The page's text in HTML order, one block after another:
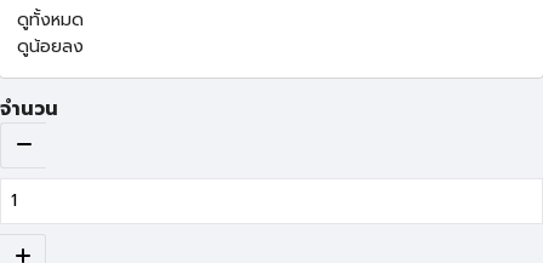
ดูทั้งหมด
ดูน้อยลง
จำนวน